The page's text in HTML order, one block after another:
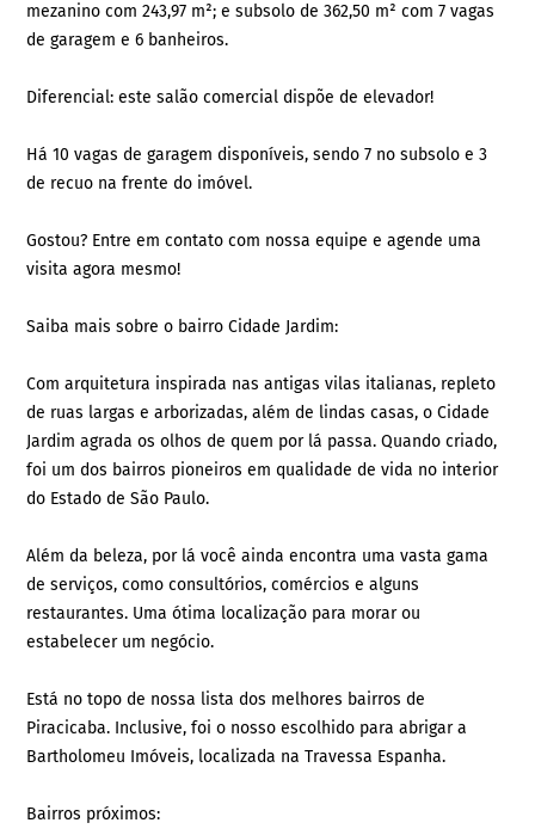
mezanino com 243,97 m²; e subsolo de 362,50 m² com 7 vagas
de garagem e 6 banheiros.
Diferencial: este salão comercial dispõe de elevador!
Há 10 vagas de garagem disponíveis, sendo 7 no subsolo e 3
de recuo na frente do imóvel.
Gostou? Entre em contato com nossa equipe e agende uma
visita agora mesmo!
Saiba mais sobre o bairro Cidade Jardim:
Com arquitetura inspirada nas antigas vilas italianas, repleto
de ruas largas e arborizadas, além de lindas casas, o Cidade
Jardim agrada os olhos de quem por lá passa. Quando criado,
foi um dos bairros pioneiros em qualidade de vida no interior
do Estado de São Paulo.
Além da beleza, por lá você ainda encontra uma vasta gama
de serviços, como consultórios, comércios e alguns
restaurantes. Uma ótima localização para morar ou
estabelecer um negócio.
Está no topo de nossa lista dos melhores bairros de
Piracicaba. Inclusive, foi o nosso escolhido para abrigar a
Bartholomeu Imóveis, localizada na Travessa Espanha.
Bairros próximos: